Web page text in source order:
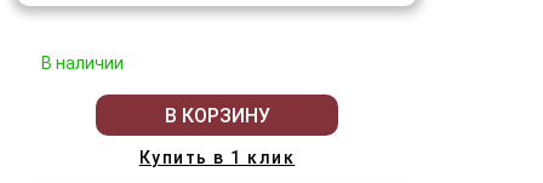
В наличии
В КОРЗИНУ
Купить в 1 клик